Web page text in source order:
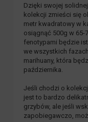
Dzięki swojej
kolekcji zmieści się
metr kwadratowy w
osiągnąć 500g w 65-
fenotypami będzie
we wszystkich
marihuany, która
października.
Jeśli chodzi o
jest to bardzo
grzybów, ale jeśli
zapobiegawczo,